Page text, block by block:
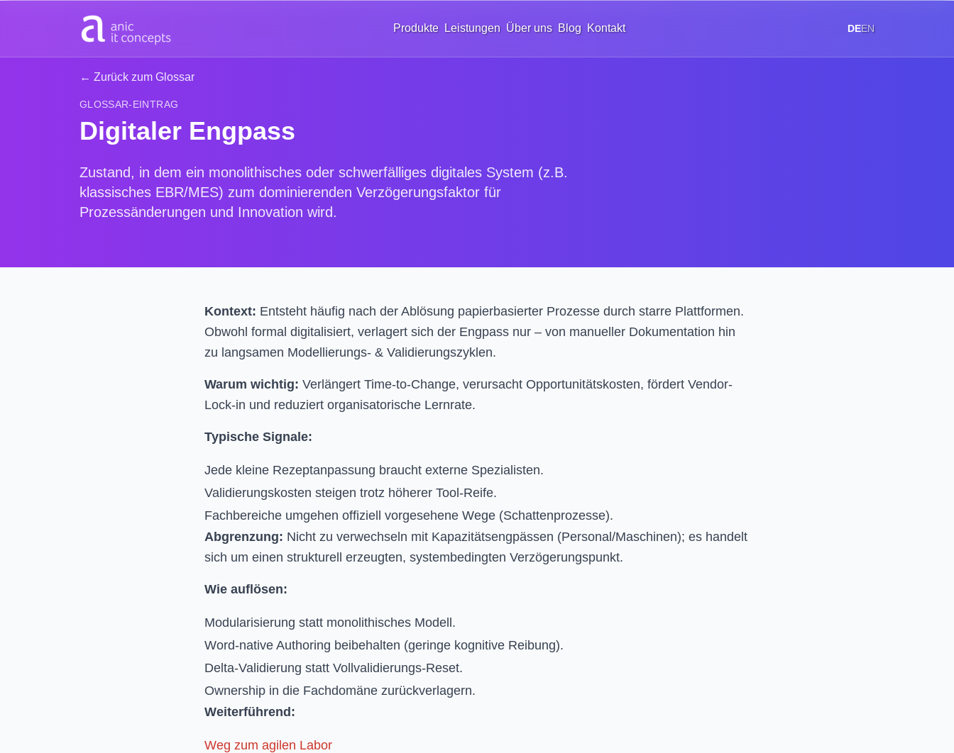
Produkte
Leistungen Über uns Blog Kontakt DEEN
← Zurück zum Glossar
GLOSSAR-EINTRAG
Digitaler Engpass
Zustand, in dem ein monolithisches oder schwerfälliges digitales System (z.B.
klassisches EBR/MES) zum dominierenden Verzögerungsfaktor für
Prozessänderungen und Innovation wird.
Kontext: Entsteht häufig nach der Ablösung papierbasierter Prozesse durch starre Plattformen.
Obwohl formal digitalisiert, verlagert sich der Engpass nur – von manueller Dokumentation hin
zu langsamen Modellierungs- & Validierungszyklen.
Warum wichtig: Verlängert Time-to-Change, verursacht Opportunitätskosten, fördert Vendor-
Lock-in und reduziert organisatorische Lernrate.
Typische Signale:
Jede kleine Rezeptanpassung braucht externe Spezialisten.
Validierungskosten steigen trotz höherer Tool-Reife.
Fachbereiche umgehen offiziell vorgesehene Wege (Schattenprozesse).
Abgrenzung: Nicht zu verwechseln mit Kapazitätsengpässen (Personal/Maschinen); es handelt
sich um einen strukturell erzeugten, systembedingten Verzögerungspunkt.
Wie auflösen:
Modularisierung statt monolithisches Modell.
Word-native Authoring beibehalten (geringe kognitive Reibung).
Delta-Validierung statt Vollvalidierungs-Reset.
Ownership in die Fachdomäne zurückverlagern.
Weiterführend:
Weg zum agilen Labor